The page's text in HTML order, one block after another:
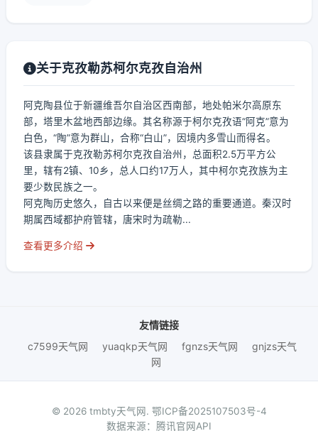
关于克孜勒苏柯尔克孜自治州
阿克陶县位于新疆维吾尔自治区西南部，地处帕米尔高原东
部，塔里木盆地西部边缘。其名称源于柯尔克孜语“阿克”意为
白色，“陶”意为群山，合称“白山”，因境内多雪山而得名。
该县隶属于克孜勒苏柯尔克孜自治州，总面积2.5万平方公
里，辖有2镇、10乡，总人口约17万人，其中柯尔克孜族为主
要少数民族之一。
阿克陶历史悠久，自古以来便是丝绸之路的重要通道。秦汉时
期属西域都护府管辖，唐宋时为疏勒...
查看更多介绍
友情链接
c7599天气网
yuaqkp天气网 fgnzs天气网
gnjzs天气
网
© 2026 tmbty天气网. 鄂ICP备2025107503号-4
数据来源：腾讯官网API